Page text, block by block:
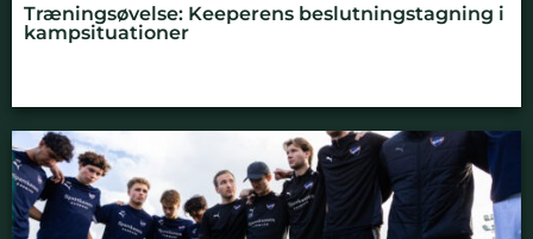
Træningsøvelse: Keeperens beslutningstagning i
kampsituationer